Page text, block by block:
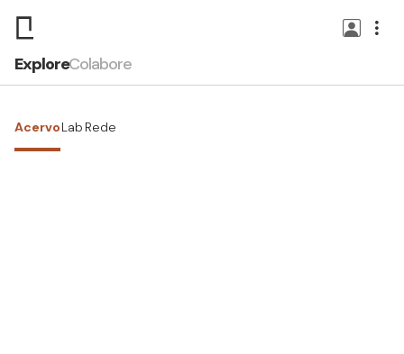
ExploreColabore
AcervoLab Rede